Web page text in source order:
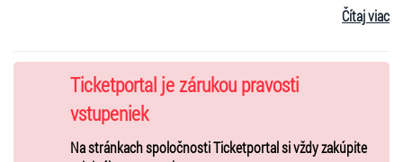
Loteanu, ktorý v 70. rokoch vypredával kiná a získaval ceny na
Pôvodný film je postavený na motívoch poviedok Maxima Gorkého a
odohráva sa na severovýchode bývalej rakúsko-uhorskej monarchie.
Slovenské divadlo tanca Jána Ďurovčíka
- naše najprestížnejšie tanečné teleso moderného baletu. Jeho
Čítaj viac
Ticketportal je zárukou pravosti
vstupeniek
Na stránkach spoločnosti Ticketportal si vždy zakúpite